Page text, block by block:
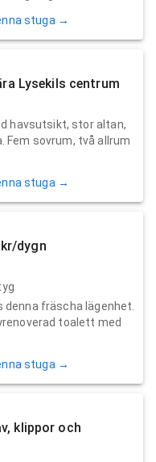
stuga →
Lysekils centrum
havsutsikt, stor altan,
sovrum, två allrum
stuga →
dygn
denna fräscha lägenhet.
toalett med
stuga →
klippor och